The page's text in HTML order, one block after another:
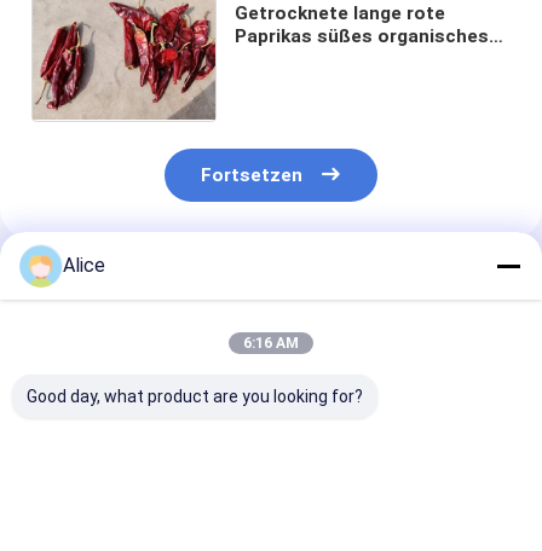
Getrocknete lange rote
Paprikas süßes organisches
Fortsetzen
Empfohlene Produkte
Alice
6:16 AM
Good day, what product are you looking for?